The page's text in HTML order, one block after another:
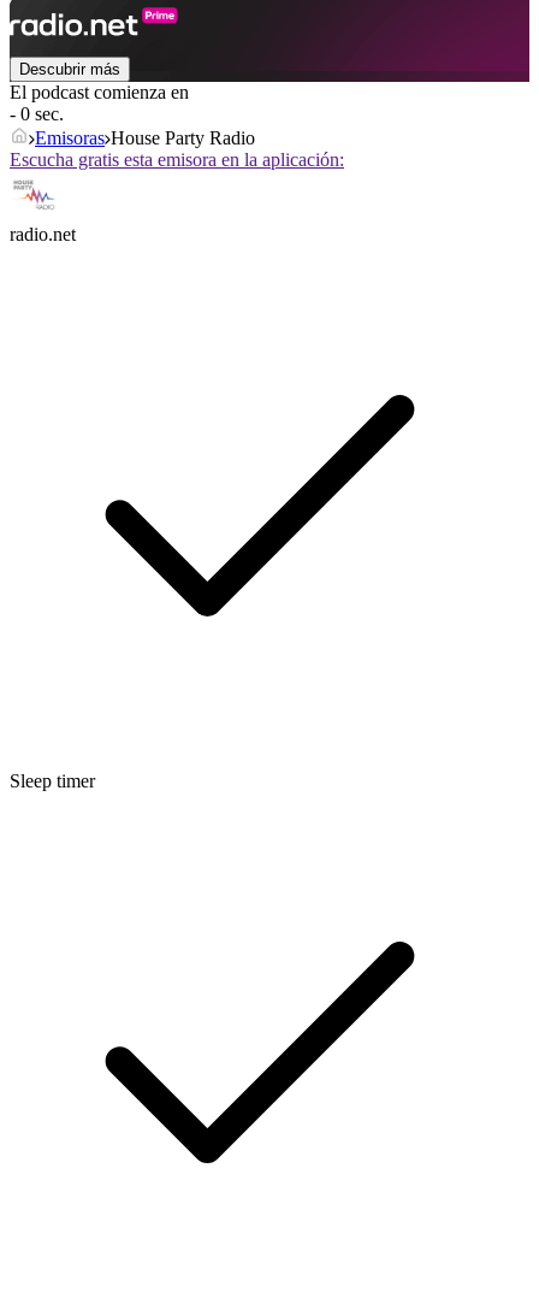
Descubrir más
El podcast comienza en
- 0 sec.
Emisoras House Party Radio
Escucha gratis esta emisora en la aplicación:
radio.net
Sleep timer